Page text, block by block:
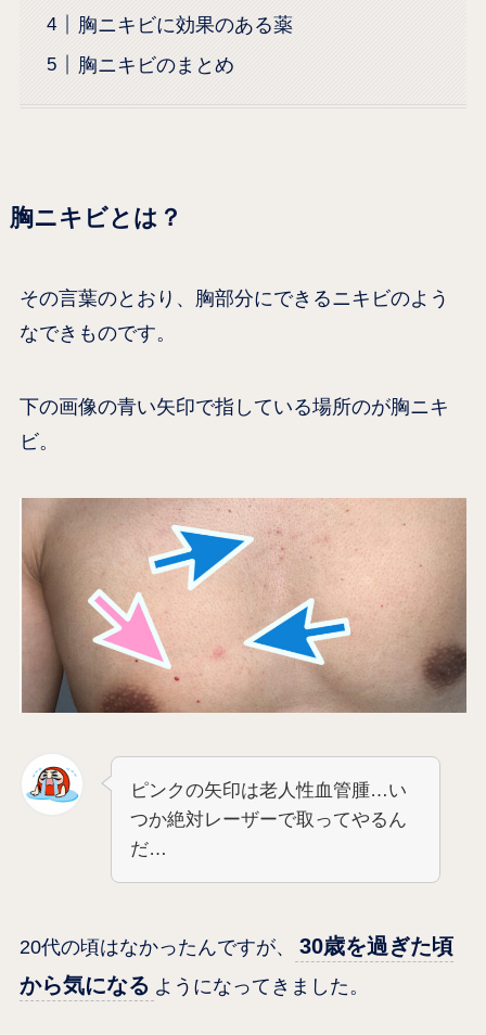
胸ニキビに効果のある薬
胸ニキビのまとめ
胸ニキビとは？
その言葉のとおり、胸部分にできるニキビのよう
なできものです。
下の画像の青い矢印で指している場所のが胸ニキ
ビ。
ピンクの矢印は老人性血管腫…い
つか絶対レーザーで取ってやるん
だ…
20代の頃はなかったんですが、
30歳を過ぎた頃
から気になる ようになってきました。